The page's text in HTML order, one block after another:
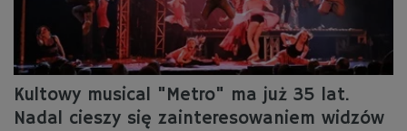
Kultowy musical "Metro" ma już 35 lat.
Nadal cieszy się zainteresowaniem widzów